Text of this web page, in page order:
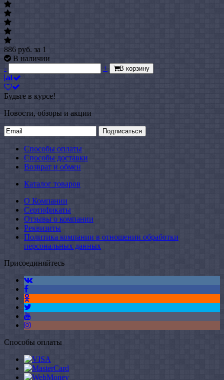
886 руб. за 1
В наличии
-
+ В корзину
Будьте в курсе!
Новости, обзоры и акции
Подписаться
Способы оплаты
Способы доставки
Возврат и обмен
Каталог товаров
О Компании
Сертификаты
Отзывы о компании
Реквизиты
Политика компании в отношении обработки
персональных данных
Присоединяйтесь
Способы оплаты